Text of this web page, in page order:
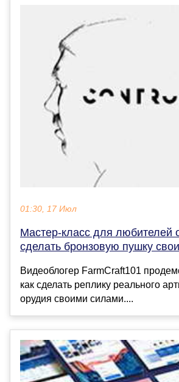
01:30, 17 Июл
Мастер-класс для любителей
сделать бронзовую пушку
Видеоблогер FarmCraft101
как сделать реплику реального
орудия своими силами....